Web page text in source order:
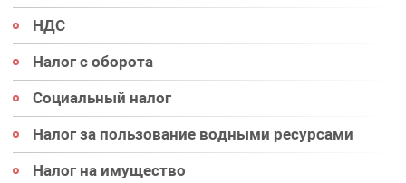
НДС
Налог с оборота
Социальный налог
Налог за пользование водными ресурсами
Налог на имущество